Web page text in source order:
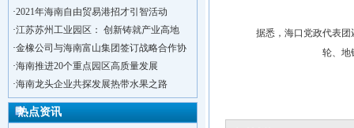
·2021年海南自由贸易港招才引智活动
·江苏苏州工业园区： 创新铸就产业高地
·金橡公司与海南富山集团签订战略合作协
·海南推进20个重点园区高质量发展
·海南龙头企业共探发展热带水果之路
热点资讯
据悉，海口党政代表团还
轮、地